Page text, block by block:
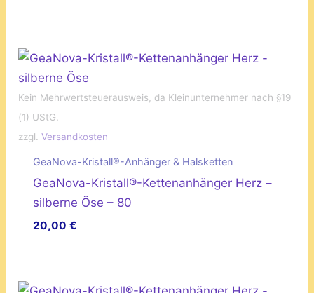
Kein Mehrwertsteuerausweis, da Kleinunternehmer nach §19
(1) UStG.
zzgl.Versandkosten
GeaNova-Kristall®-Anhänger & Halsketten
GeaNova-Kristall®-Kettenanhänger Herz –
silberne Öse – 80
20,00 €